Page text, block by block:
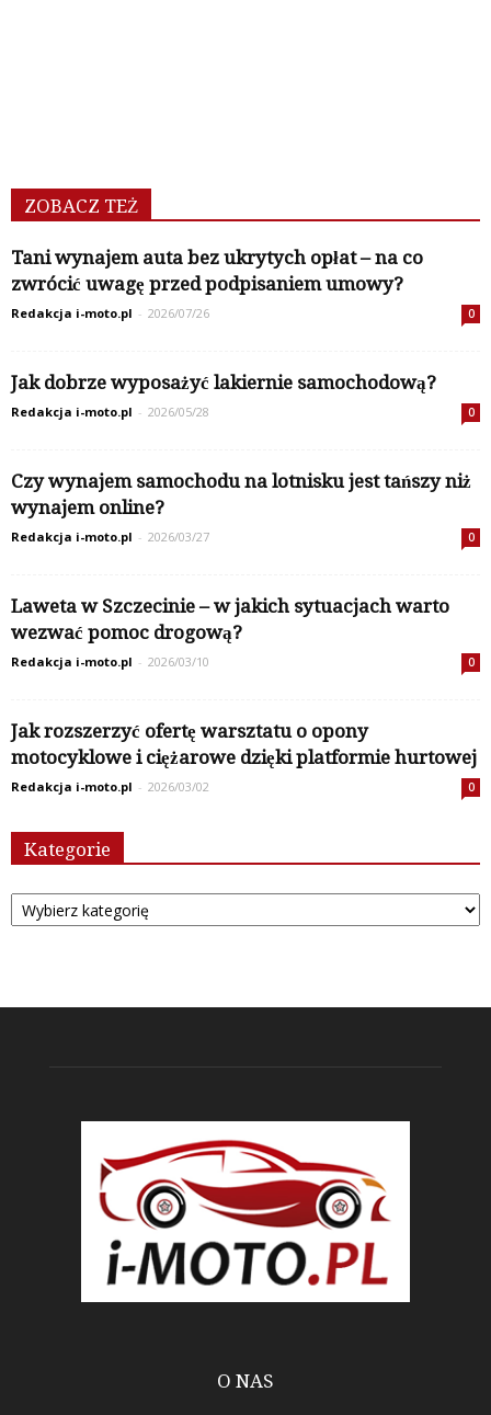
ZOBACZ TEŻ
Tani wynajem auta bez ukrytych opłat – na co
zwrócić uwagę przed podpisaniem umowy?
Redakcja i-moto.pl - 2026/07/26 0
Jak dobrze wyposażyć lakiernie samochodową?
Redakcja i-moto.pl - 2026/05/28 0
Czy wynajem samochodu na lotnisku jest tańszy niż
wynajem online?
Redakcja i-moto.pl - 2026/03/27 0
Laweta w Szczecinie – w jakich sytuacjach warto
wezwać pomoc drogową?
Redakcja i-moto.pl - 2026/03/10 0
Jak rozszerzyć ofertę warsztatu o opony
motocyklowe i ciężarowe dzięki platformie hurtowej
Redakcja i-moto.pl - 2026/03/02 0
Kategorie
Kategorie
O NAS